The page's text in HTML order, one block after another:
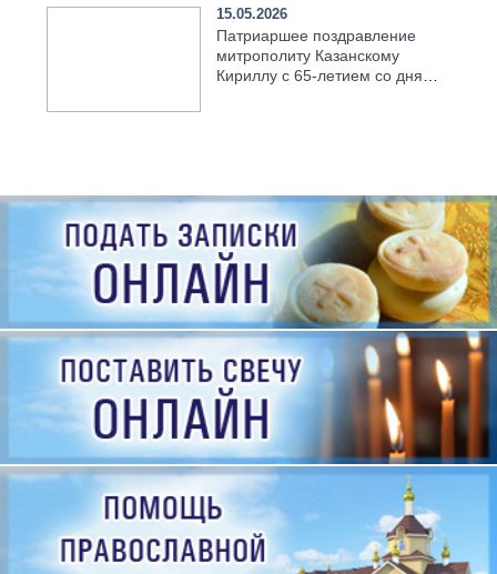
15.05.2026
Патриаршее поздравление
митрополиту Казанскому
Кириллу с 65-летием со дня